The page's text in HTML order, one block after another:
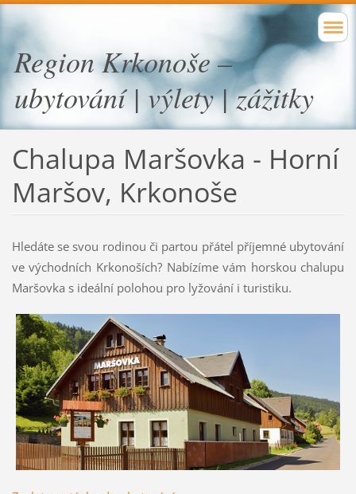
Region Krkonoše –
ubytování | výlety | zážitky
Chalupa Maršovka - Horní
Maršov, Krkonoše
Hledáte se svou rodinou či partou přátel příjemné ubytování
ve východních Krkonoších? Nabízíme vám horskou chalupu
Maršovka s ideální polohou pro lyžování i turistiku.